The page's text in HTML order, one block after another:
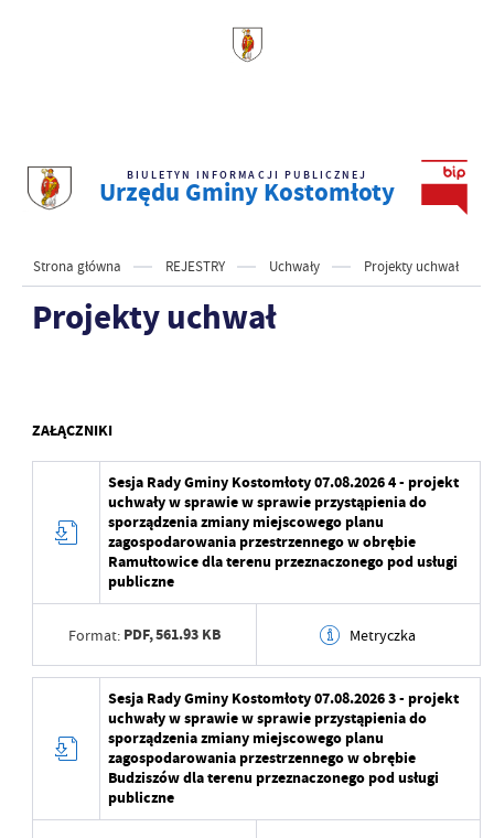
BIULETYN INFORMACJI PUBLICZNEJ
Urzędu Gminy Kostomłoty
Strona główna REJESTRY Uchwały Projekty uchwał
Projekty uchwał
ZAŁĄCZNIKI
Sesja Rady Gminy Kostomłoty 07.08.2026 4 - projekt
uchwały w sprawie w sprawie przystąpienia do
sporządzenia zmiany miejscowego planu
zagospodarowania przestrzennego w obrębie
Ramułtowice dla terenu przeznaczonego pod usługi
publiczne
Format: PDF,561.93 KB Metryczka
Wytworzył
Data opublikowania 2026-08-06 11:27:44
Opublikował Maja Żurawek
Sesja Rady Gminy Kostomłoty 07.08.2026 3 - projekt
uchwały w sprawie w sprawie przystąpienia do
sporządzenia zmiany miejscowego planu
zagospodarowania przestrzennego w obrębie
Budziszów dla terenu przeznaczonego pod usługi
publiczne